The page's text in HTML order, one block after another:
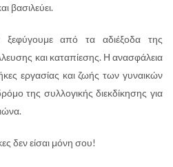
βασιλεύει.
από τα αδιέξοδα της
και καταπίεσης. Η ανασφάλεια
εργασίας και ζωής των γυναικών
της συλλογικής διεκδίκησης για
δεν είσαι μόνη σου!